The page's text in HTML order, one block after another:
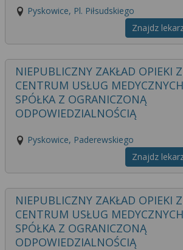
Pyskowice, Pl. Piłsudskiego
Znajdz
NIEPUBLICZNY ZAKŁAD OPIEKI
CENTRUM USŁUG
SPÓŁKA Z OGRANICZONĄ
ODPOWIEDZIALNOŚCIĄ
Pyskowice, Paderewskiego
Znajdz
NIEPUBLICZNY ZAKŁAD OPIEKI
CENTRUM USŁUG
SPÓŁKA Z OGRANICZONĄ
ODPOWIEDZIALNOŚCIĄ